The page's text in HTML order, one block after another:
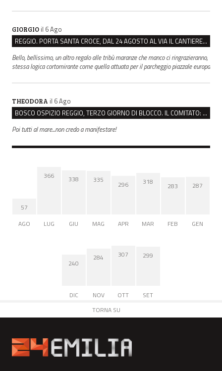
GIORGIO il 6 Ago
REGGIO. PORTA SANTA CROCE, DAL 24 AGOSTO AL VIA IL CANTIERE PER IL NUOVO COLLETTORE FOGNARIO
Bello, bellissimo, un altro regalo alle tribù maranze che manco ci ringrazieranno,
stessa logica cortomirante come quella attuata per il parcheggio piazzale europa
THEODORA il 6 Ago
BOSCO OSPIZIO REGGIO, TERZO GIORNO DI BLOCCO. IL COMITATO: “PRESIDIO FINO A VENERDÌ”
Poi tutti al mare...non credo a manifestare!
57
AGO
366
LUG
338
GIU
335
MAG
296
APR
318
MAR
283
FEB
287
GEN
240
DIC
284
NOV
307
OTT
299
SET
TORNA SU